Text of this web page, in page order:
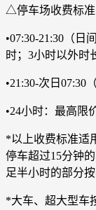
△停车场收费标准
•07:30-21:30（日
时；3小时以外时
•21:30-次日07:30
•24小时：最高限
*以上收费标准适
停车超过15分钟
足半小时的部分按
*大车、超大型车